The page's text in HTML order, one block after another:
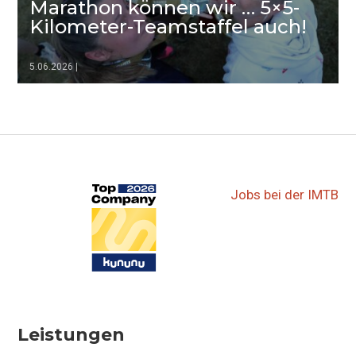
Marathon können wir … 5×5-
Kilometer-Teamstaffel auch!
5.06.2026 |
Jobs bei der IMTB
Leistungen